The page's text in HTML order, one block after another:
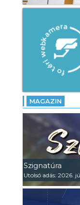
MAGAZIN
Szignatúra
Utolsó adás: 2026.